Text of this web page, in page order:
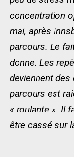
concentration
mai, après
parcours. Le
donne. Les
deviennent des
parcours est
« roulante ». Il
être cassé sur